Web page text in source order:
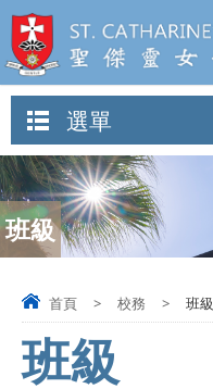
選單
班級
首頁 > 校務 > 班級
班級